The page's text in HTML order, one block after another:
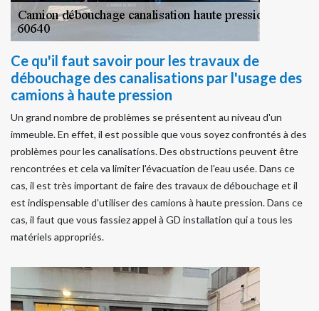
Ce qu'il faut savoir pour les travaux de
débouchage des canalisations par l'usage des
camions à haute pression
Un grand nombre de problèmes se présentent au niveau d'un
immeuble. En effet, il est possible que vous soyez confrontés à des
problèmes pour les canalisations. Des obstructions peuvent être
rencontrées et cela va limiter l'évacuation de l'eau usée. Dans ce
cas, il est très important de faire des travaux de débouchage et il
est indispensable d'utiliser des camions à haute pression. Dans ce
cas, il faut que vous fassiez appel à GD installation qui a tous les
matériels appropriés.